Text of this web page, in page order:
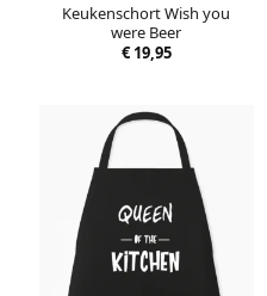
Keukenschort Wish you
were Beer
€19,95